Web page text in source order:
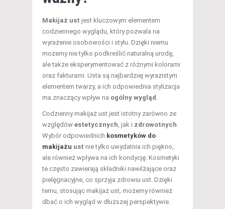
Makijaż ust jest kluczowym elementem
codziennego wyglądu, który pozwala na
wyrażenie osobowości i stylu. Dzięki niemu
możemy nie tylko podkreślić naturalną urodę,
ale także eksperymentować z różnymi kolorami
oraz fakturami. Usta są najbardziej wyrazistym
elementem twarzy, a ich odpowiednia stylizacja
ma znaczący wpływ na ogólny wygląd .
Codzienny makijaż ust jest istotny zarówno ze
względów estetycznych, jak i zdrowotnych.
Wybór odpowiednich kosmetyków do
makijażu ust nie tylko uwydatnia ich piękno,
ale również wpływa na ich kondycję. Kosmetyki
te często zawierają składniki nawilżające oraz
pielęgnacyjne, co sprzyja zdrowiu ust. Dzięki
temu, stosując makijaż ust, możemy również
dbać o ich wygląd w dłuższej perspektywie.